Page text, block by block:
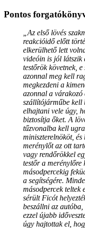
Pontos
„Az első lövés
reakcióidő előtt
elkerülhető lett
videóin is jól látszik
testőrök követnek,
azonnal meg kell
megkezdeni a
azonnal a várakozó
szállítójárműbe kell
elhajtani vele úgy,
biztosítja őket. A
tűzvonalba kell
miniszterelnököt,
merénylőt az ott
vagy rendőrökkel
testőr a merénylőre
másodpercekig
a segítségére.
másodpercek teltek
sérült Ficót
beszállni az
ezzel újabb
úgy hajtottak el,